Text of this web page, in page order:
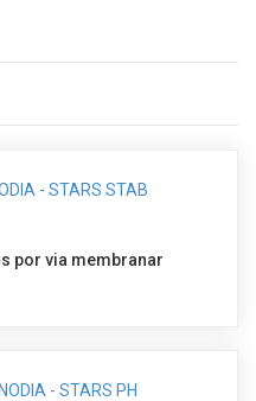
- STARS STAB
por via membranar
- STARS PH